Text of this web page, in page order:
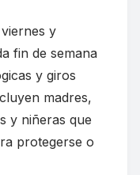
y
fin de semana
y giros
madres,
y niñeras que
protegerse o